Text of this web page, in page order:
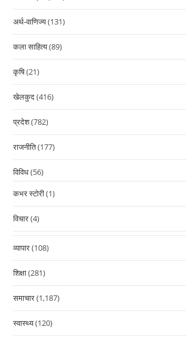
अर्थ-वाणिज्य(131)
कला साहित्य(89)
कृषि(21)
खेलकुद(416)
प्रदेश(782)
राजनीति(177)
विविध(56)
कभर स्टोरी(1)
विचार(4)
व्यापार(108)
शिक्षा(281)
समाचार(1,187)
स्वास्थ्य(120)